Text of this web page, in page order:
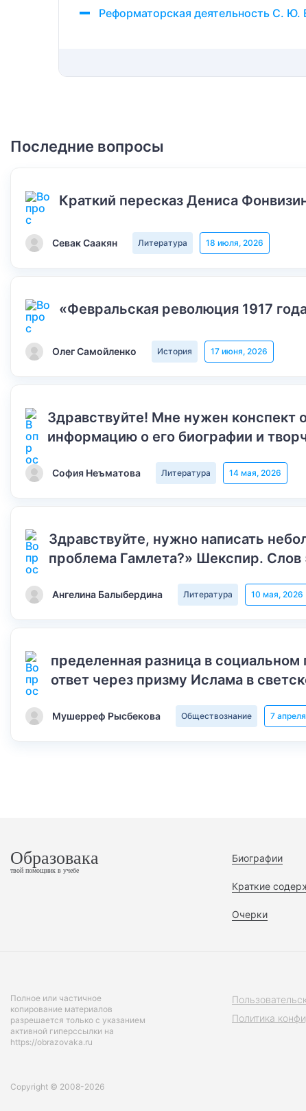
Реформаторская деятельность С. Ю.
Последние вопросы
Краткий пересказ Дениса
Севак Саакян Литература 18 июля, 2026
«Февральская революция 1917
Олег Самойленко История 17 июня, 2026
Здравствуйте! Мне нужен
информацию о его биографии и
София Неъматова Литература 14 мая, 2026
Здравствуйте, нужно написать
проблема Гамлета?» Шекспир. Слов
Ангелина Балыбердина Литература 10 мая, 2026
пределенная разница в
ответ через призму Ислама в
Мушерреф Рысбекова Обществознание 7
Образовака
твой помощник в учебе
Биографии
Краткие
Очерки
Полное или частичное
копирование материалов
разрешается только с указанием
активной гиперссылки на
https://obrazovaka.ru
Политика
Copyright © 2008-2026